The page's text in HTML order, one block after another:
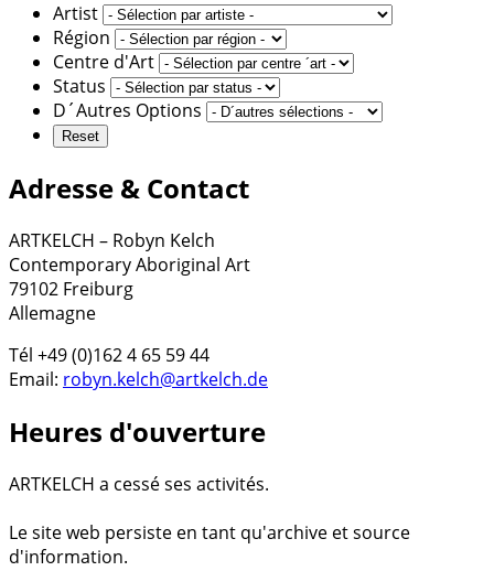
Artist
Région
Centre d'Art
Status
D´Autres Options
Adresse & Contact
ARTKELCH – Robyn Kelch
Contemporary Aboriginal Art
79102 Freiburg
Allemagne
Tél +49 (0)162 4 65 59 44
Email: robyn.kelch@artkelch.de
Heures d'ouverture
ARTKELCH a cessé ses activités.
Le site web persiste en tant qu'archive et source
d'information.